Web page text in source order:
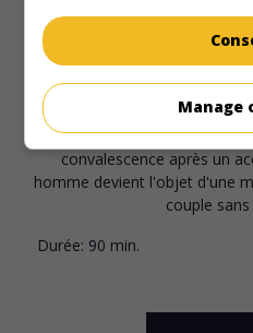
de
Rocard,Hippolyte
convalescence après un
homme devient l'objet d'une
couple
Durée: 90 min.
Manage